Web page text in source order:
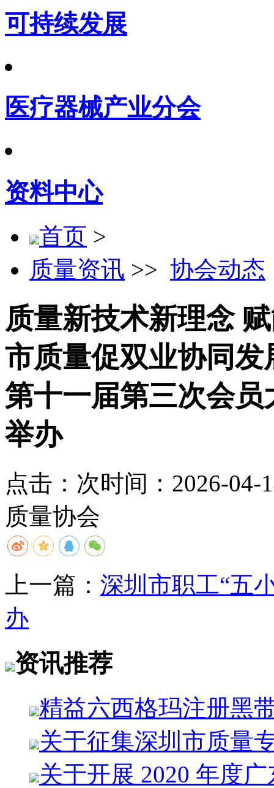
可持续发展
医疗器械产业分会
资料中心
首页 >
质量资讯 >> 协会动态
质量新技术新理念
市质量促双业协同
第十一届第三次会
举办
点击： 次时间：2026-04-
质量协会
上一篇： 深圳市职工“五
办
资讯推荐
精益六西格玛注册黑
关于征集深圳市质量
关于开展 2020 年度